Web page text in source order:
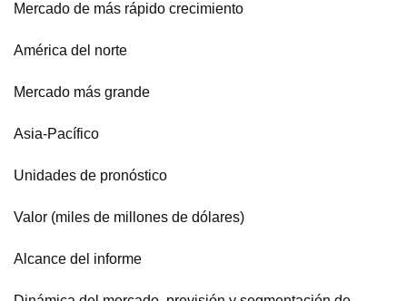
Mercado de más rápido crecimiento
América del norte
Mercado más grande
Asia-Pacífico
Unidades de pronóstico
Valor (miles de millones de dólares)
Alcance del informe